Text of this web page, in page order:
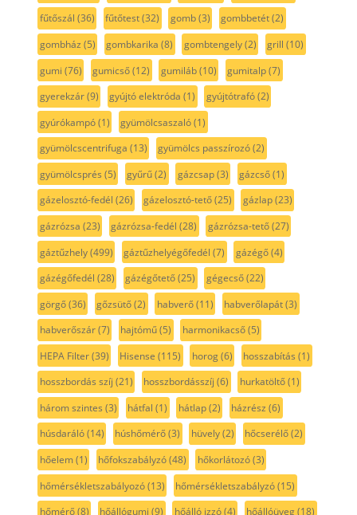
fűtőszál (36) fűtőtest(32) gomb(3) gombbetét(2)
gombház (5) gombkarika (8) gombtengely(2) grill (10)
gumi (76) gumicső(12) gumiláb(10) gumitalp(7)
gyerekzár(9) gyújtó elektróda (1) gyújtótrafó(2)
gyúrókampó(1) gyümölcsaszaló(1)
gyümölcscentrifuga (13) gyümölcs passzírozó(2)
gyümölcsprés (5) gyűrű(2) gázcsap(3) gázcső(1)
gázelosztó-fedél (26) gázelosztó-tető(25) gázlap(23)
gázrózsa (23) gázrózsa-fedél (28) gázrózsa-tető(27)
gáztűzhely(499) gáztűzhelyégőfedél (7) gázégő(4)
gázégőfedél (28) gázégőtető(25) gégecső(22)
görgő(36) gőzsütő(2) habverő(11) habverőlapát(3)
habverőszár(7) hajtómű(5) harmonikacső(5)
HEPA Filter(39) Hisense (115) horog(6) hosszabítás (1)
hosszbordás szíj (21) hosszbordásszíj (6) hurkatöltő(1)
három szintes (3) hátfal (1) hátlap(2) házrész (6)
húsdaráló(14) húshőmérő(3) hüvely(2) hőcserélő(2)
hőelem(1) hőfokszabályzó(48) hőkorlátozó(3)
hőmérsékletszabályozó(13) hőmérsékletszabályzó(15)
hőmérő(8) hőállógumi (9) hőálló izzó(4) hőállóüveg(18)